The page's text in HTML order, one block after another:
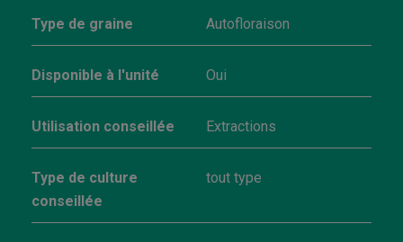
Type de graine Autofloraison
Disponible à l'unité Oui
Utilisation conseillée Extractions
Type de culture
conseillée
tout type